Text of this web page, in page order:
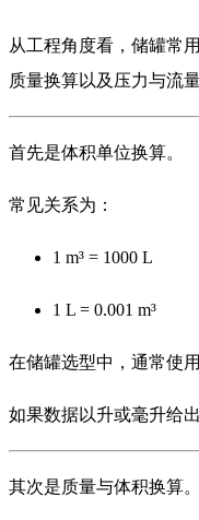
从工程角度看，储罐常
质量换算以及压力与流量
首先是体积单位换算。
常见关系为：
1 m³ = 1000 L
1 L = 0.001 m³
在储罐选型中，通常使
如果数据以升或毫升给
其次是质量与体积换算。